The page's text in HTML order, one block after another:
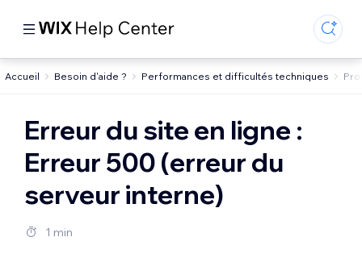
Accueil Besoin d'aide ? Performances et difficultés techniques
Erreur du site en ligne :
Erreur 500 (erreur du
serveur interne)
1 min